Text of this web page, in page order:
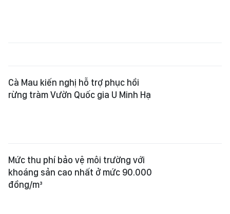
Cà Mau kiến nghị hỗ trợ phục hồi
rừng tràm Vườn Quốc gia U Minh Hạ
Mức thu phí bảo vệ môi trường với
khoáng sản cao nhất ở mức 90.000
đồng/m³